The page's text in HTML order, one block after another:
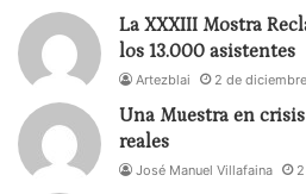
La XXXIII Mostra
los 13.000 asistentes
Artezblai 2 de
Una Muestra en
reales
José Manuel Villafaina